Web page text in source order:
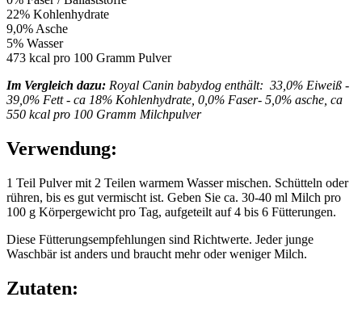
22% Kohlenhydrate
9,0% Asche
5% Wasser
473 kcal pro 100 Gramm Pulver
Im Vergleich dazu: Royal Canin babydog enthält: 33,0% Eiweiß -
39,0% Fett - ca 18% Kohlenhydrate, 0,0% Faser- 5,0% asche, ca
550 kcal pro 100 Gramm Milchpulver
Verwendung:
1 Teil Pulver mit 2 Teilen warmem Wasser mischen. Schütteln oder
rühren, bis es gut vermischt ist. Geben Sie ca. 30-40 ml Milch pro
100 g Körpergewicht pro Tag, aufgeteilt auf 4 bis 6 Fütterungen.
Diese Fütterungsempfehlungen sind Richtwerte. Jeder junge
Waschbär ist anders und braucht mehr oder weniger Milch.
Zutaten: